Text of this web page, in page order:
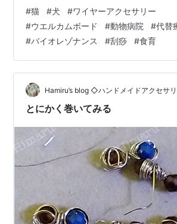
立たない・・・。 せっかくかわいいのに
い・・・。 もっと目立つように工夫し
動物さんと飼い主さんが健康に幸せに暮
伝いしたいと思い診療所を始めました
イオレゾナンスを中心とした代替療法
す。 刮痧のイベントやペットの食…
#猫 #犬 #ワイヤーアクセサリー
#ウエルカムボード #動物病院 #代替
#バイオレゾナンス #刮痧 #食育
Hamiru’s blog ◇ハンドメイドアクセサ
とにかく巻いてみる